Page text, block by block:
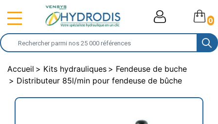
0
Accueil Kits hydrauliques
Fendeuse de buche
Distributeur 85l/min pour fendeuse de bûche